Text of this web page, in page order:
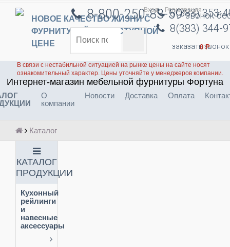
Вход Регистрация
НОВОЕ КАЧЕСТВО ЖИЗНИ С
ФУРНИТУРОЙ ПО ДОСТУПНОЙ
ЦЕНЕ
8-800-250-83-59звонок
8(383) 353-
8(383) 344-
заказать звонок
0Р
В связи с нестабильной ситуацией на рынке цены на сайте носят
ознакомительный характер. Цены уточняйте у менеджеров компании.
Интернет-магазин мебельной фурнитуры Фортуна
О
компании
Новости Доставка Оплата
Каталог
КАТАЛОГ
ПРОДУКЦИИ
Кухонный
рейлинги
и
навесные
аксессуары